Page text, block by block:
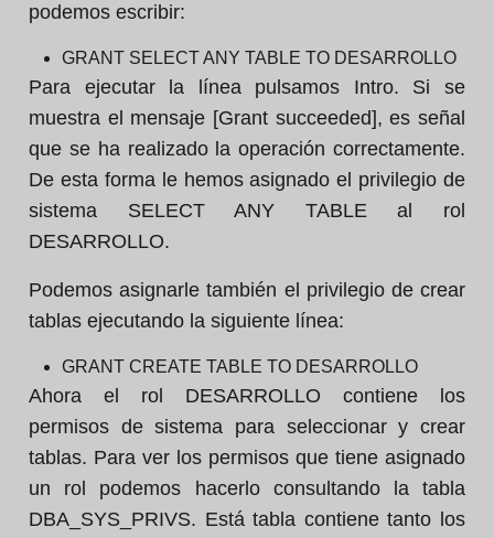
podemos escribir:
GRANT SELECT ANY TABLE TO DESARROLLO
Para ejecutar la línea pulsamos Intro. Si se
muestra el mensaje [Grant succeeded], es señal
que se ha realizado la operación correctamente.
De esta forma le hemos asignado el privilegio de
sistema SELECT ANY TABLE al rol
DESARROLLO.
Podemos asignarle también el privilegio de crear
tablas ejecutando la siguiente línea:
GRANT CREATE TABLE TO DESARROLLO
Ahora el rol DESARROLLO contiene los
permisos de sistema para seleccionar y crear
tablas. Para ver los permisos que tiene asignado
un rol podemos hacerlo consultando la tabla
DBA_SYS_PRIVS. Está tabla contiene tanto los